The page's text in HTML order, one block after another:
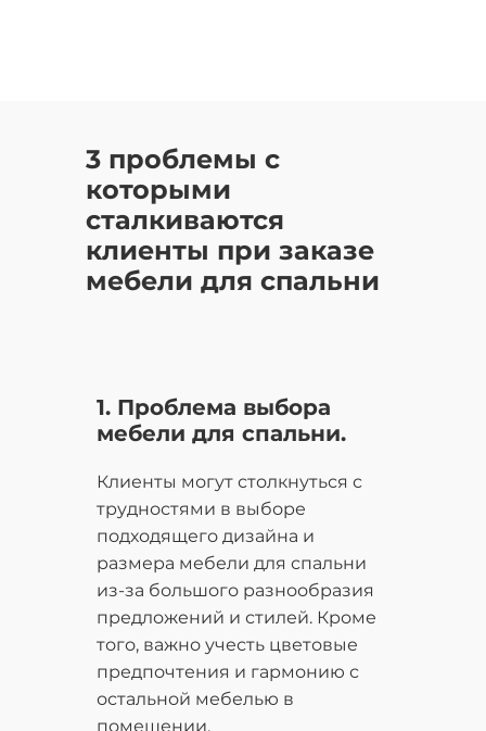
3 проблемы с
которыми
сталкиваются
клиенты при заказе
мебели для спальни
1. Проблема выбора
мебели для спальни.
Клиенты могут столкнуться с
трудностями в выборе
подходящего дизайна и
размера мебели для спальни
из-за большого разнообразия
предложений и стилей. Кроме
того, важно учесть цветовые
предпочтения и гармонию с
остальной мебелью в
помещении.